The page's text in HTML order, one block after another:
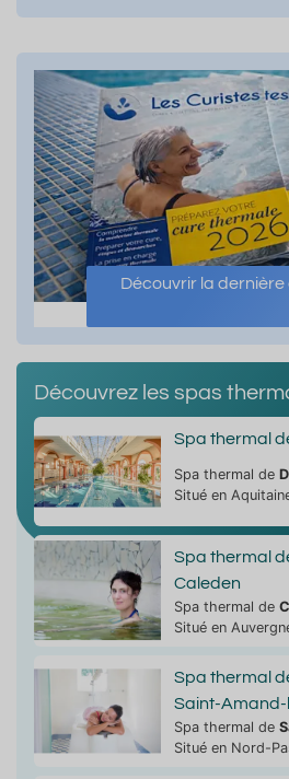
Découvrir la
Découvrez les spas
Spa thermal
Spa thermal de
Situé en
Spa thermal
Caleden
Spa thermal de
Situé en
Spa thermal
Saint-
Spa thermal de
Situé en Nord-